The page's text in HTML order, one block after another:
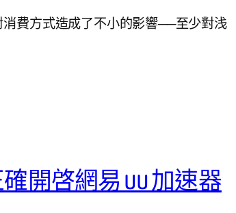
費方式造成了不小的影響──至少對浅
確開啓網易 UU 加速器